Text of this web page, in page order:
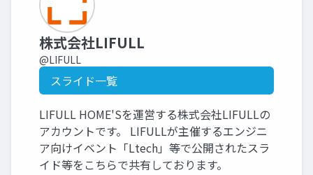
株式会社LIFULL
@LIFULL
スライド一覧
LIFULL HOME'Sを運営する株式会社LIFULLの
アカウントです。 LIFULLが主催するエンジニ
ア向けイベント「Ltech」等で公開されたスラ
イド等をこちらで共有しております。